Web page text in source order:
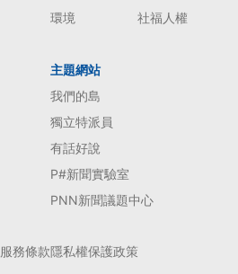
環境
社福人權
主題網站
我們的島
獨立特派員
有話好說
P#新聞實驗室
PNN新聞議題中心
服務條款隱私權保護政策